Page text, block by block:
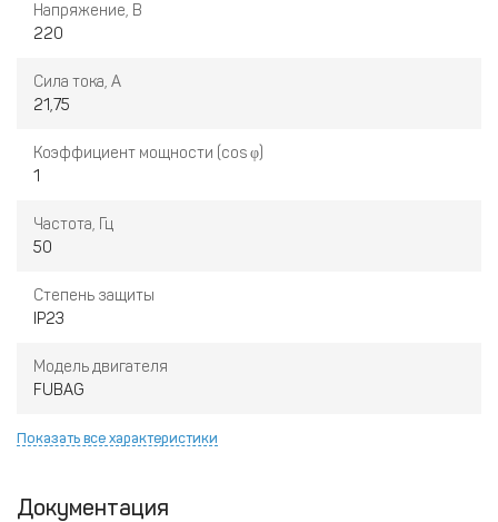
Напряжение, В
220
Сила тока, А
21,75
Коэффициент мощности (cos φ)
1
Частота, Гц
50
Степень защиты
IP23
Модель двигателя
FUBAG
Показать все характеристики
Документация